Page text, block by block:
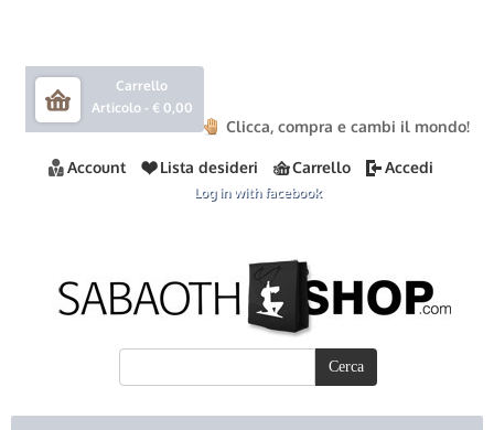
Carrello
Articolo - € 0,00
Clicca, compra e cambi il mondo!
Account Lista desideri Carrello Accedi
Log in with facebook